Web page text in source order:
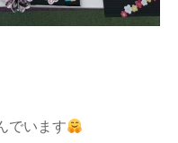
でいます